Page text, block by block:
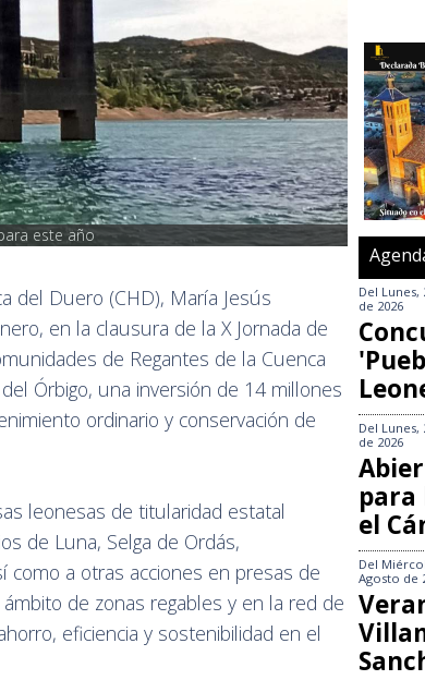
este año
del Duero (CHD), María Jesús
en la clausura de la X Jornada de
de Regantes de la Cuenca
Órbigo, una inversión de 14 millones
ordinario y conservación de
leonesas de titularidad estatal
de Luna, Selga de Ordás,
como a otras acciones en presas de
de zonas regables y en la red de
eficiencia y sostenibilidad en el
Del Lunes,
de 2026
Del Lunes,
de 2026
para
el
Del
Agosto de